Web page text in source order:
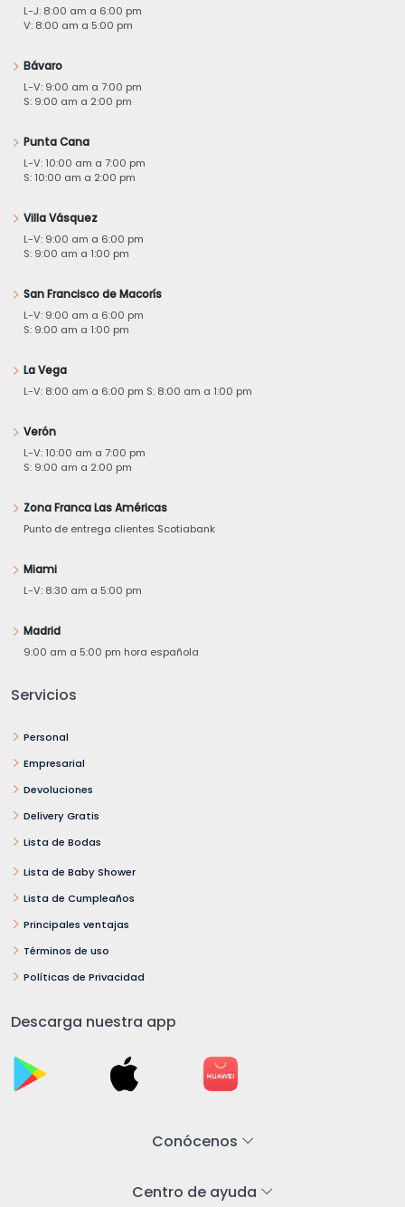
L-J: 8:00 am a 6:00 pm
V: 8:00 am a 5:00 pm
Bávaro
L-V: 9:00 am a 7:00 pm
S: 9:00 am a 2:00 pm
Punta Cana
L-V: 10:00 am a 7:00 pm
S: 10:00 am a 2:00 pm
Villa Vásquez
L-V: 9:00 am a 6:00 pm
S: 9:00 am a 1:00 pm
San Francisco de Macorís
L-V: 9:00 am a 6:00 pm
S: 9:00 am a 1:00 pm
La Vega
L-V: 8:00 am a 6:00 pm S: 8:00 am a 1:00 pm
Verón
L-V: 10:00 am a 7:00 pm
S: 9:00 am a 2:00 pm
Zona Franca Las Américas
Punto de entrega clientes Scotiabank
Miami
L-V: 8:30 am a 5:00 pm
Madrid
9:00 am a 5:00 pm hora española
Servicios
Personal
Empresarial
Devoluciones
Delivery Gratis
Lista de Bodas
Lista de Baby Shower
Lista de Cumpleaños
Principales ventajas
Términos de uso
Políticas de Privacidad
Descarga nuestra app
Conócenos
Centro de ayuda